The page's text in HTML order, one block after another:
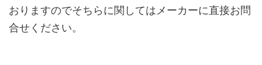
おりますのでそちらに関してはメーカーに直接お問
合せください。